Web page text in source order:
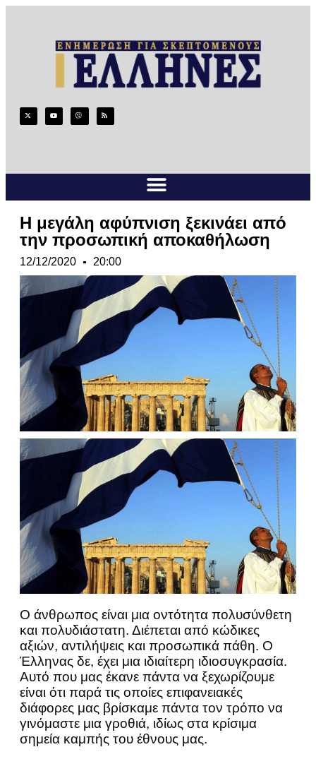
H μεγάλη αφύπνιση ξεκινάει από
την προσωπική αποκαθήλωση
12/12/2020 20:00
Ο άνθρωπος είναι μια οντότητα πολυσύνθετη
και πολυδιάστατη. Διέπεται από κώδικες
αξιών, αντιλήψεις και προσωπικά πάθη. Ο
Έλληνας δε, έχει μια ιδιαίτερη ιδιοσυγκρασία.
Αυτό που μας έκανε πάντα να ξεχωρίζουμε
είναι ότι παρά τις οποίες επιφανειακές
διάφορες μας βρίσκαμε πάντα τον τρόπο να
γινόμαστε μια γροθιά, ιδίως στα κρίσιμα
σημεία καμπής του έθνους μας.